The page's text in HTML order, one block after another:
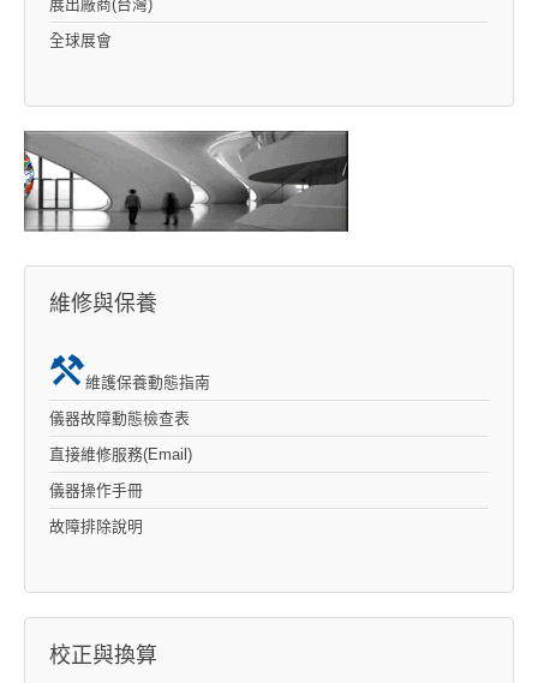
展出廠商(台灣)
全球展會
維修與保養
維護保養動態指南
儀器故障動態檢查表
直接維修服務(Email)
儀器操作手冊
故障排除說明
校正與換算